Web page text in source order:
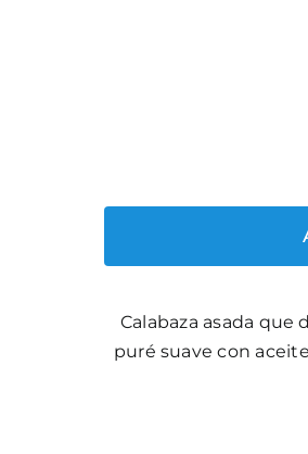
Calabaza asada que
puré suave con